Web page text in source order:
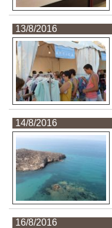
13/8/2016
14/8/2016
16/8/2016